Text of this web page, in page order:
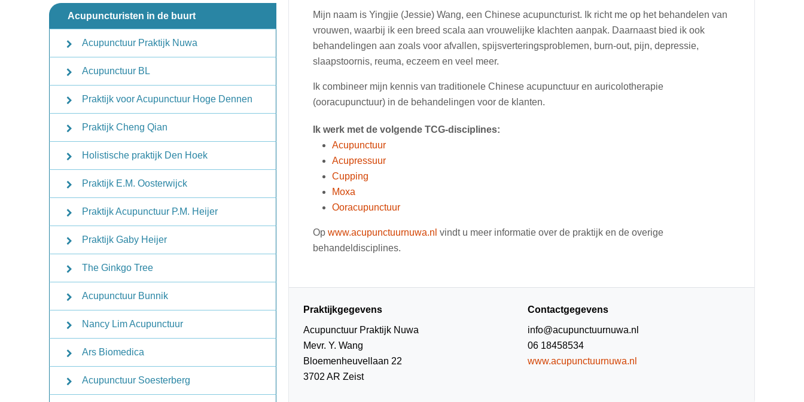
Acupuncturisten in de buurt
Acupunctuur Praktijk Nuwa
Acupunctuur BL
Praktijk voor Acupunctuur Hoge Dennen
Praktijk Cheng Qian
Holistische praktijk Den Hoek
Praktijk E.M. Oosterwijck
Praktijk Acupunctuur P.M. Heijer
Praktijk Gaby Heijer
The Ginkgo Tree
Acupunctuur Bunnik
Nancy Lim Acupunctuur
Ars Biomedica
Acupunctuur Soesterberg
Mijn naam is Yingjie (Jessie) Wang, een Chinese acupuncturist. Ik richt me op het behandelen van
vrouwen, waarbij ik een breed scala aan vrouwelijke klachten aanpak. Daarnaast bied ik ook
behandelingen aan zoals voor afvallen, spijsverteringsproblemen, burn-out, pijn, depressie,
slaapstoornis, reuma, eczeem en veel meer.
Ik combineer mijn kennis van traditionele Chinese acupunctuur en auricolotherapie
(ooracupunctuur) in de behandelingen voor de klanten.
Ik werk met de volgende TCG-disciplines:
Acupunctuur
Acupressuur
Cupping
Moxa
Ooracupunctuur
Opwww.acupunctuurnuwa.nl vindt u meer informatie over de praktijk en de overige
behandeldisciplines.
Praktijkgegevens
Acupunctuur Praktijk Nuwa
Mevr. Y. Wang
Bloemenheuvellaan 22
3702 AR Zeist
Contactgegevens
info@acupunctuurnuwa.nl
06 18458534
www.acupunctuurnuwa.nl